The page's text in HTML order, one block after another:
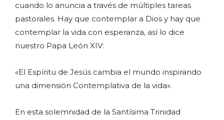
cuando lo anuncia a través de múltiples tareas
pastorales. Hay que contemplar a Dios y hay que
contemplar la vida con esperanza, así lo dice
nuestro Papa León XIV:
«El Espíritu de Jesús cambia el mundo inspirando
una dimensión Contemplativa de la vida».
En esta solemnidad de la Santísima Trinidad